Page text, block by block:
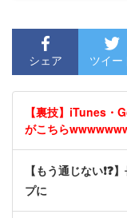
シェア ツイー
【裏技】iTunes・
がこちら
【もう通じない
プに